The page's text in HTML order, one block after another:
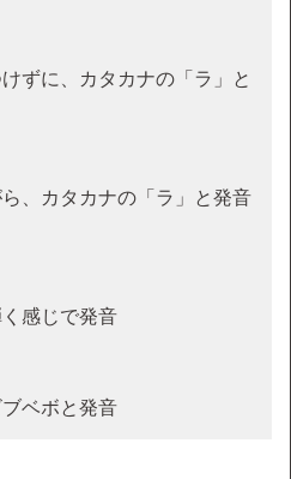
ずに、カタカナの「ラ」と
、カタカナの「ラ」と発音
感じで発音
ベボと発音